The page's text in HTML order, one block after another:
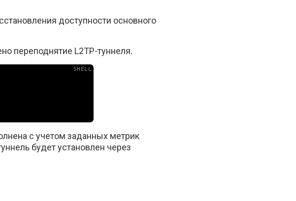
доступности основного
переподнятие L2TP-туннеля.
с учетом заданных метрик
будет установлен через